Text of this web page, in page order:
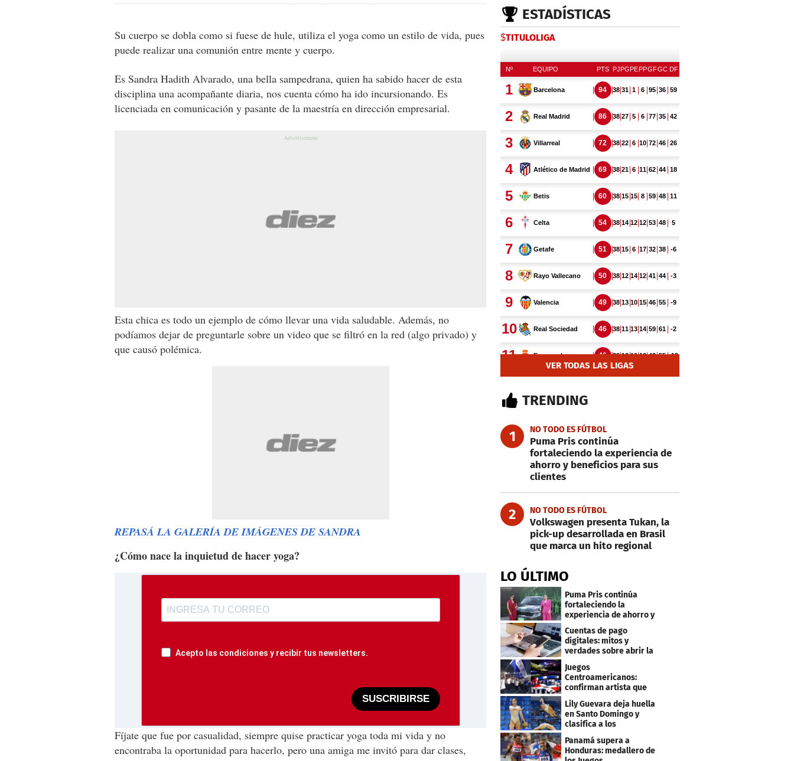
Su cuerpo se dobla como si fuese de hule, utiliza el yoga como un estilo de vida, pues
puede realizar una comunión entre mente y cuerpo.
Es Sandra Hadith Alvarado, una bella sampedrana, quien ha sabido hacer de esta
disciplina una acompañante diaria, nos cuenta cómo ha ido incursionando. Es
licenciada en comunicación y pasante de la maestría en dirección empresarial.
Esta chica es todo un ejemplo de cómo llevar una vida saludable. Además, no
podíamos dejar de preguntarle sobre un video que se filtró en la red (algo privado) y
que causó polémica.
REPASÁ LA GALERÍA DE IMÁGENES DE SANDRA
¿Cómo nace la inquietud de hacer yoga?
Acepto las condiciones y recibir tus newsletters.
SUSCRIBIRSE
Fíjate que fue por casualidad, siempre quise practicar yoga toda mi vida y no
encontraba la oportunidad para hacerlo, pero una amiga me invitó para dar clases,
ESTADÍSTICAS
$TITULOLIGA
VER TODAS LAS LIGAS
TRENDING
1 NO TODO ES FÚTBOL
Puma Pris continúa
fortaleciendo la experiencia de
ahorro y beneficios para sus
clientes
2 NO TODO ES FÚTBOL
Volkswagen presenta Tukan, la
pick-up desarrollada en Brasil
que marca un hito regional
LO ÚLTIMO
Puma Pris continúa
fortaleciendo la
experiencia de ahorro y
beneficios para sus
clientes
Cuentas de pago
digitales: mitos y
verdades sobre abrir la
Juegos
Centroamericanos:
confirman artista que
cantará en la ceremonia
de clausura
Lily Guevara deja huella
en Santo Domingo y
clasifica a los
Panamericanos de Lima
2027
Panamá supera a
Honduras: medallero de